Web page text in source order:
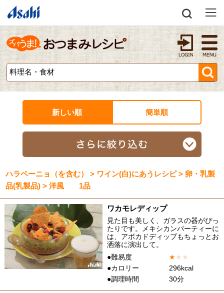
新しい順 簡単順
ハラペーニョ（を含む） > ワイン(白)にあうレシピ > 卵・乳製
品(乳製品) > 洋風 1品
ワカモレディップ
見た目も美しく、ガラスの器がぴっ
たりです。メキシカンパーティーに
は、アボカドディップもちょっとお
洒落に演出して。
●難易度
★★ ★
●カロリー
296kcal
●調理時間
30分